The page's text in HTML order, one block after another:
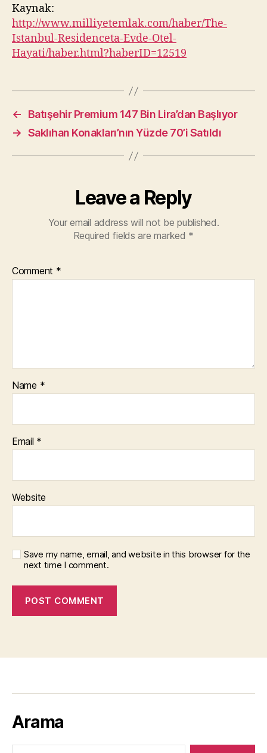
Kaynak:
http://www.milliyetemlak.com/haber/The-
Istanbul-Residenceta-Evde-Otel-
Hayati/haber.html?haberID=12519
←
Batışehir Premium 147 Bin Lira’dan Başlıyor
→ Saklıhan Konakları’nın Yüzde 70’i Satıldı
Leave a Reply
Your email address will not be published.
Required fields are marked *
Comment *
Name *
Email *
Website
Save my name, email, and website in this browser for the
next time I comment.
Arama